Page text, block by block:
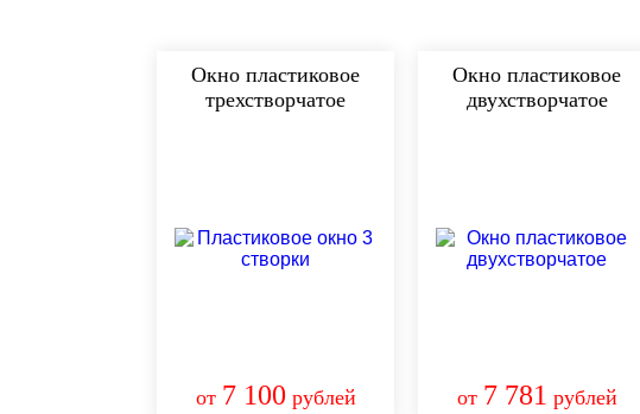
Окно пластиковое
трехстворчатое
от 7 100 рублей
Окно пластиковое
двухстворчатое
от 7 781 рублей